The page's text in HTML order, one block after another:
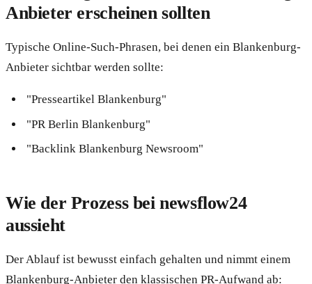
Anbieter erscheinen sollten
Typische Online-Such-Phrasen, bei denen ein Blankenburg-
Anbieter sichtbar werden sollte:
"Presseartikel Blankenburg"
"PR Berlin Blankenburg"
"Backlink Blankenburg Newsroom"
Wie der Prozess bei newsflow24
aussieht
Der Ablauf ist bewusst einfach gehalten und nimmt einem
Blankenburg-Anbieter den klassischen PR-Aufwand ab: